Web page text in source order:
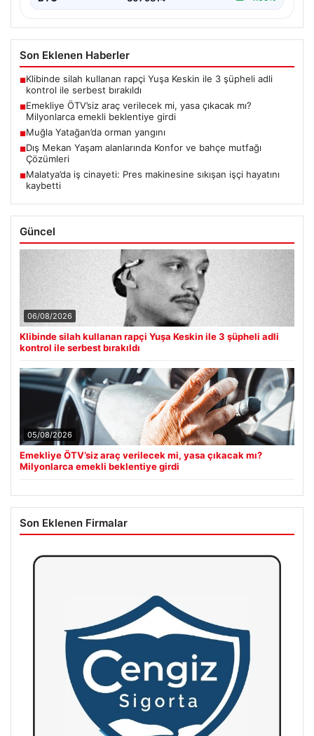
Son Eklenen Haberler
■Klibinde silah kullanan rapçi Yuşa Keskin ile 3 şüpheli adli
kontrol ile serbest bırakıldı
■Emekliye ÖTV’siz araç verilecek mi, yasa çıkacak mı?
Milyonlarca emekli beklentiye girdi
■Muğla Yatağan’da orman yangını
■Dış Mekan Yaşam alanlarında Konfor ve bahçe mutfağı
Çözümleri
■Malatya’da iş cinayeti: Pres makinesine sıkışan işçi hayatını
kaybetti
Güncel
06/08/2026
Klibinde silah kullanan rapçi Yuşa Keskin ile 3 şüpheli adli
kontrol ile serbest bırakıldı
05/08/2026
Emekliye ÖTV’siz araç verilecek mi, yasa çıkacak mı?
Milyonlarca emekli beklentiye girdi
Son Eklenen Firmalar